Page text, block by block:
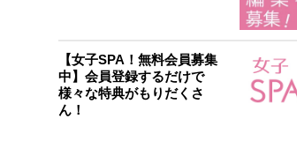
【女子SPA！無料会員募集
中】会員登録するだけで
様々な特典がもりだくさ
ん！